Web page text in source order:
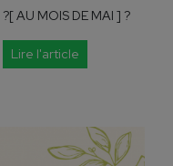
?[ AU MOIS DE MAI ] ?
Lire l'article